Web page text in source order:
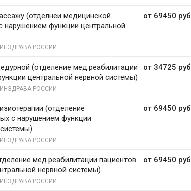
от 69450 руб
(отделнеи медицинской
нарушением функции центральной
РОССИИ
от 34725 руб
(отделение мед.реабилитации
центральной нервной системы)
РОССИИ
от 69450 руб
(отделение
с нарушением функции
РОССИИ
от 69450 руб
мед.реабилитации пациентов
нервной системы)
РОССИИ